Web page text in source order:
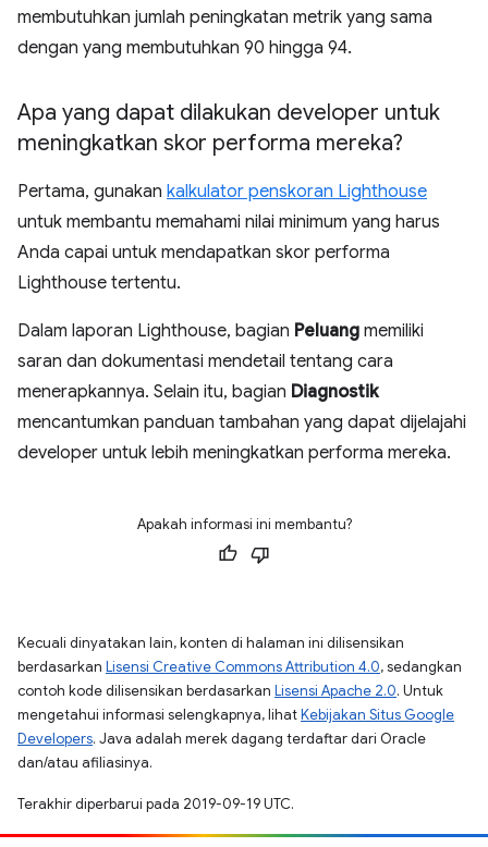
membutuhkan jumlah peningkatan metrik yang sama
dengan yang membutuhkan 90 hingga 94.
Apa yang dapat dilakukan developer untuk
meningkatkan skor performa mereka?
Pertama, gunakan kalkulator penskoran Lighthouse
untuk membantu memahami nilai minimum yang harus
Anda capai untuk mendapatkan skor performa
Lighthouse tertentu.
Dalam laporan Lighthouse, bagian Peluang memiliki
saran dan dokumentasi mendetail tentang cara
menerapkannya. Selain itu, bagian Diagnostik
mencantumkan panduan tambahan yang dapat dijelajahi
developer untuk lebih meningkatkan performa mereka.
Apakah informasi ini membantu?
Kecuali dinyatakan lain, konten di halaman ini dilisensikan
berdasarkan Lisensi Creative Commons Attribution 4.0, sedangkan
contoh kode dilisensikan berdasarkan Lisensi Apache 2.0. Untuk
mengetahui informasi selengkapnya, lihatKebijakan Situs Google
Developers. Java adalah merek dagang terdaftar dari Oracle
dan/atau afiliasinya.
Terakhir diperbarui pada 2019-09-19 UTC.